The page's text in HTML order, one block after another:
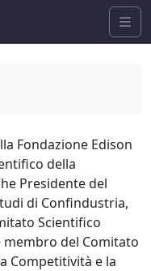
Fondazione Edison
della
Presidente del
di Confindustria,
Scientifico
membro del Comitato
Competitività e la